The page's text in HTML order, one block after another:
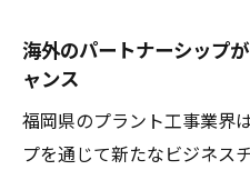
技術革新が導く
福岡県の専門技術者が
す役割
国際プロジェク
海外のパートナーシップ
ャンス
福岡県のプラント工事業界
プを通じて新たなビジネス